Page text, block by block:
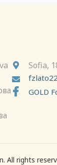
 Sofia,

 GOLD
All rights